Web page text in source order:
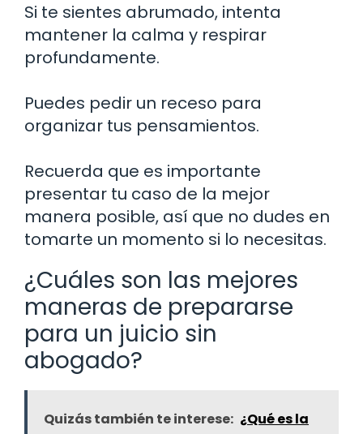
Si te sientes abrumado, intenta
mantener la calma y respirar
profundamente.
Puedes pedir un receso para
organizar tus pensamientos.
Recuerda que es importante
presentar tu caso de la mejor
manera posible, así que no dudes en
tomarte un momento si lo necesitas.
¿Cuáles son las mejores
maneras de prepararse
para un juicio sin
abogado?
Quizás también te interese: ¿Qué es la